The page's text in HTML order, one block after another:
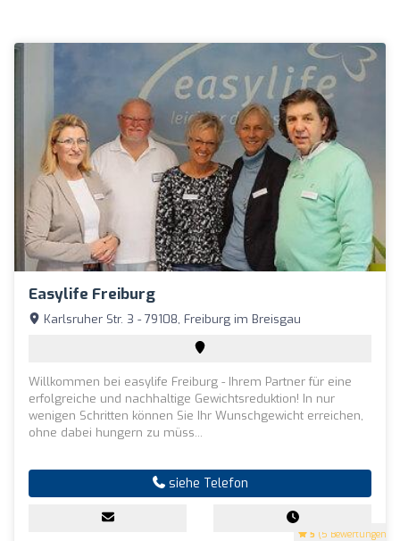
Easylife Freiburg
5 (5 Bewertungen)
Karlsruher Str. 3 - 79108, Freiburg im Breisgau
Willkommen bei easylife Freiburg - Ihrem Partner für eine
erfolgreiche und nachhaltige Gewichtsreduktion! In nur
wenigen Schritten können Sie Ihr Wunschgewicht erreichen,
ohne dabei hungern zu müss...
siehe Telefon